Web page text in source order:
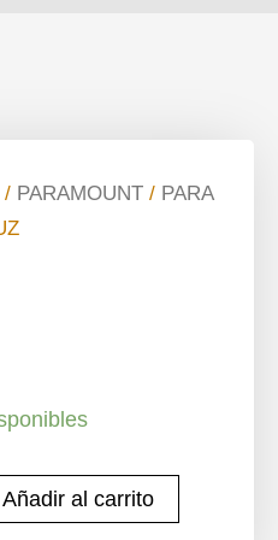
/ PARAMOUNT / PARA
Añadir al carrito